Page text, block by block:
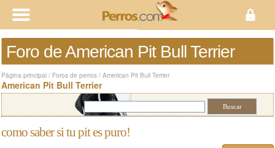
Foro de American Pit Bull Terrier
Página principal / Foros de perros / American Pit Bull Terrier
American Pit Bull Terrier
como saber si tu pit es puro!